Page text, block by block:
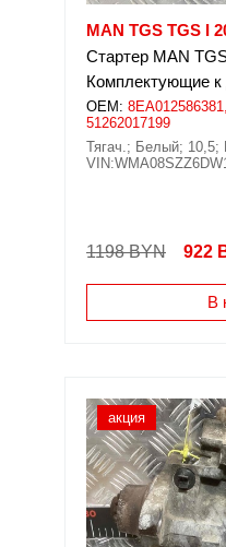
MAN TGS TGS I
Стартер MAN
Комплектующие к
OEM:
51262017199
Тягач.; Белый;
1198 BYN 922
В
акция